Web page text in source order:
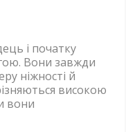
і початку
Вони завжди
ніжності й
високою
вони